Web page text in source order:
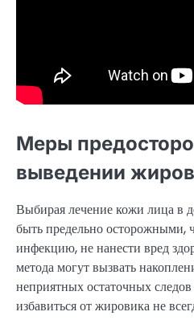
Меры
выведении
Выбирая лечение кожи лица в
быть предельно осторожными,
инфекцию, не нанести вред
метода могут вызвать
неприятных остаточных
избавиться от жировика не